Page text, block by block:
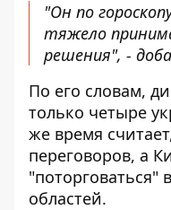
"Он по
тяжело
решения", -
По его словам,
только четыре
же время
переговоров, а
"поторговаться"
областей.